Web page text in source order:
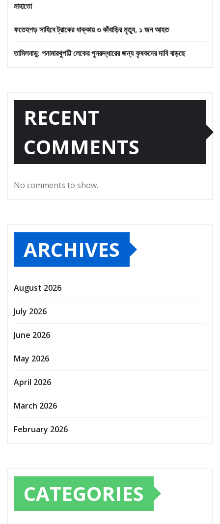
মাহাতো
ফতেহগড় সাহিবে ট্রাকের ধাক্কায় ৩ কাঁবাড়ির মৃত্যু, ১ জন আহত
তামিলনাড়ু: পনামারথুপট্টি লেকের পুনরুদ্ধারের জন্য কৃষকদের দাবি বাড়ছে
RECENT
COMMENTS
No comments to show.
ARCHIVES
August 2026
July 2026
June 2026
May 2026
April 2026
March 2026
February 2026
CATEGORIES